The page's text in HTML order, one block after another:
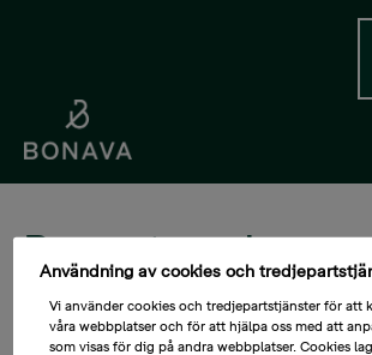
presentationer
Användning av cookies och
Vi använder cookies och tredjepartstjänster för att
våra webbplatser och för att hjälpa oss med att
som visas för dig på andra webbplatser. Cookies